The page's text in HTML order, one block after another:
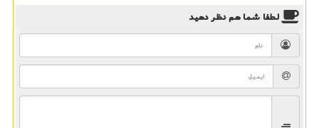
لطفا شما همنظر دهید